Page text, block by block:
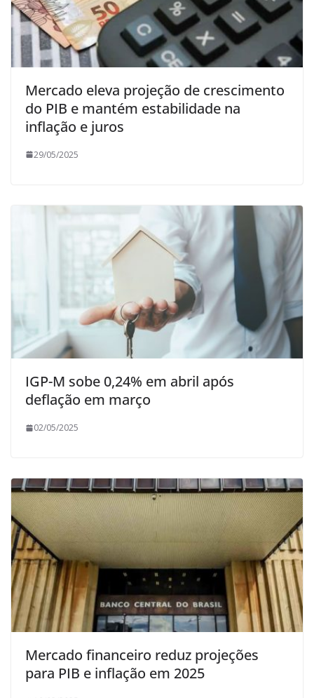
Mercado eleva projeção de crescimento
do PIB e mantém estabilidade na
inflação e juros
29/05/2025
IGP-M sobe 0,24% em abril após
deflação em março
02/05/2025
Mercado financeiro reduz projeções
para PIB e inflação em 2025